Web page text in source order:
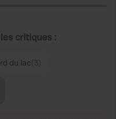
critiques :
du lac